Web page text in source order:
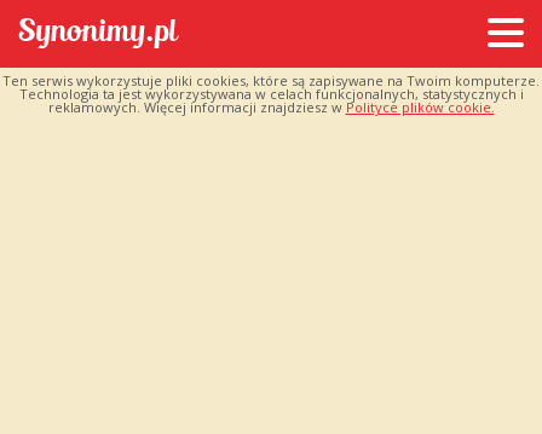
Ten serwis wykorzystuje pliki cookies, które są zapisywane na Twoim komputerze.
Technologia ta jest wykorzystywana w celach funkcjonalnych, statystycznych i
reklamowych. Więcej informacji znajdziesz w Polityce plików cookie.